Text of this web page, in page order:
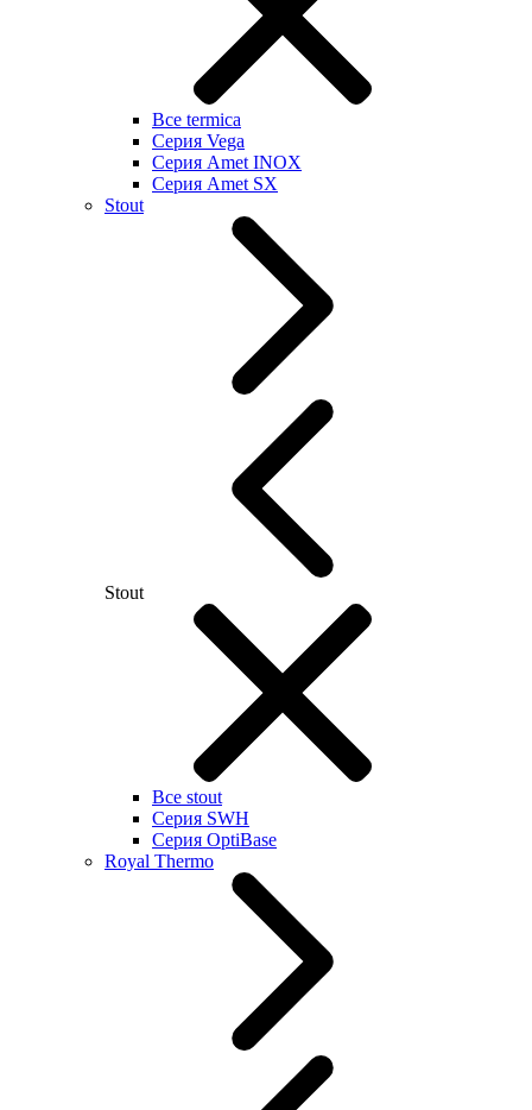
Все termica
Серия Vega
Серия Amet INOX
Серия Amet SX
Stout
Stout
Все stout
Серия SWH
Cерия OptiBase
Royal Thermo